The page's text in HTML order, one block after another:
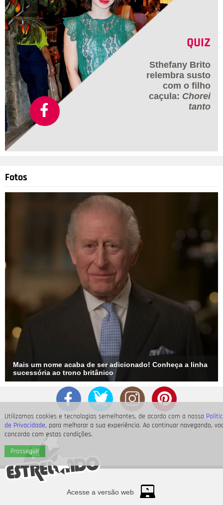
Utilizamos cookies e tecnologias semelhantes, de acordo com a nossa
de Privacidade, para melhorar a sua experiência. Ao continuar navegando,
concorda com estas condições.
Prosseguir
QUIZ
Sthefany Brito
relembra susto
com o filho
caçula: Chorei
tanto
Fotos
Mais um nome acaba de ser adicionado! Conheça a linha
sucessória ao trono britânico
Acesse a versão web